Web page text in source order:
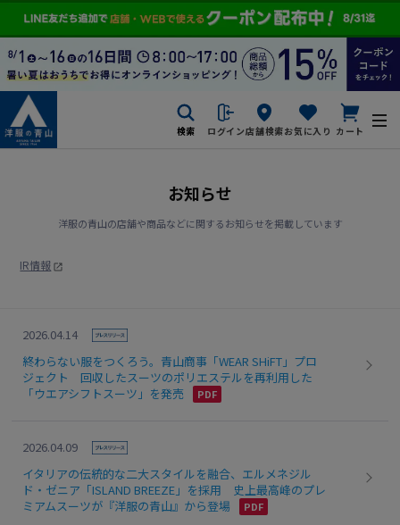
検索 ログイン店舗検索お気に入り カート
お知らせ
洋服の青山の店舗や商品などに関するお知らせを掲載しています
IR情報
2026.04.14
終わらない服をつくろう。青山商事「WEAR SHiFT」プロ
ジェクト 回収したスーツのポリエステルを再利用した
「ウエアシフトスーツ」を発売
2026.04.09
イタリアの伝統的な二大スタイルを融合、エルメネジル
ド・ゼニア「ISLAND BREEZE」を採用 史上最高峰のプレ
ミアムスーツが『洋服の青山』から登場